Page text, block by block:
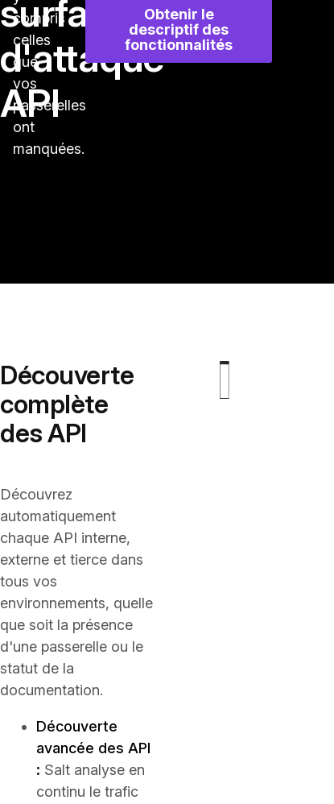
surface
d'attaque
API
compris
celles
que
vos
passerelles
ont
manquées.
Obtenir le
descriptif des
fonctionnalités
Découverte
complète
des API
Découvrez
automatiquement
chaque API interne,
externe et tierce dans
tous vos
environnements, quelle
que soit la présence
d'une passerelle ou le
statut de la
documentation.
Découverte
avancée des API
: Salt analyse en
continu le trafic